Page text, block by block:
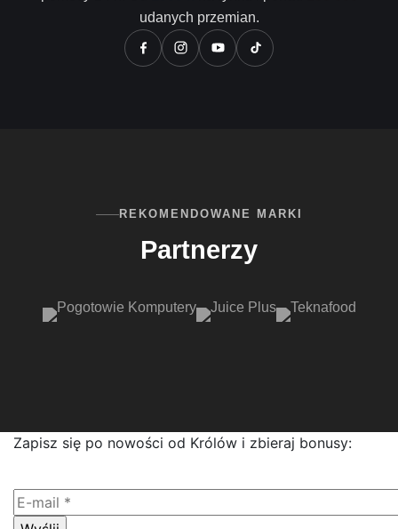
udanych przemian.
REKOMENDOWANE MARKI
Partnerzy
Zapisz się po nowości od Królów i zbieraj bonusy: